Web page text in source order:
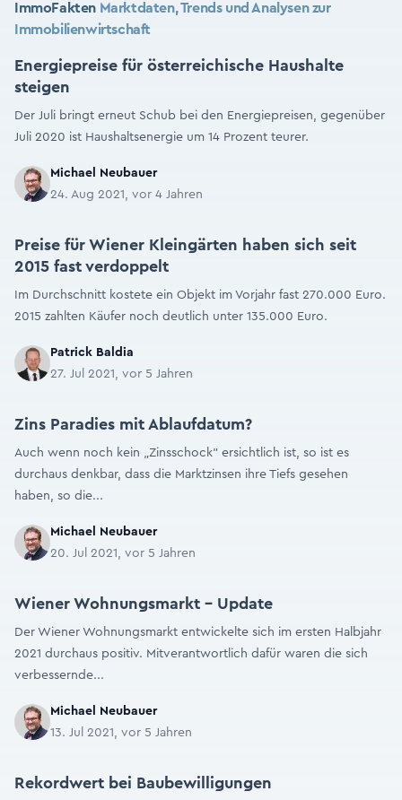
ImmoFakten Marktdaten, Trends und Analysen zur
Immobilienwirtschaft
Energiepreise für österreichische Haushalte
steigen
Der Juli bringt erneut Schub bei den Energiepreisen, gegenüber
Juli 2020 ist Haushaltsenergie um 14 Prozent teurer.
Michael Neubauer
24. Aug 2021, vor 4 Jahren
Preise für Wiener Kleingärten haben sich seit
2015 fast verdoppelt
Im Durchschnitt kostete ein Objekt im Vorjahr fast 270.000 Euro.
2015 zahlten Käufer noch deutlich unter 135.000 Euro.
Patrick Baldia
27. Jul 2021, vor 5 Jahren
Zins Paradies mit Ablaufdatum?
Auch wenn noch kein „Zinsschock" ersichtlich ist, so ist es
durchaus denkbar, dass die Marktzinsen ihre Tiefs gesehen
haben, so die...
Michael Neubauer
20. Jul 2021, vor 5 Jahren
Wiener Wohnungsmarkt - Update
Der Wiener Wohnungsmarkt entwickelte sich im ersten Halbjahr
2021 durchaus positiv. Mitverantwortlich dafür waren die sich
verbessernde...
Michael Neubauer
13. Jul 2021, vor 5 Jahren
Rekordwert bei Baubewilligungen